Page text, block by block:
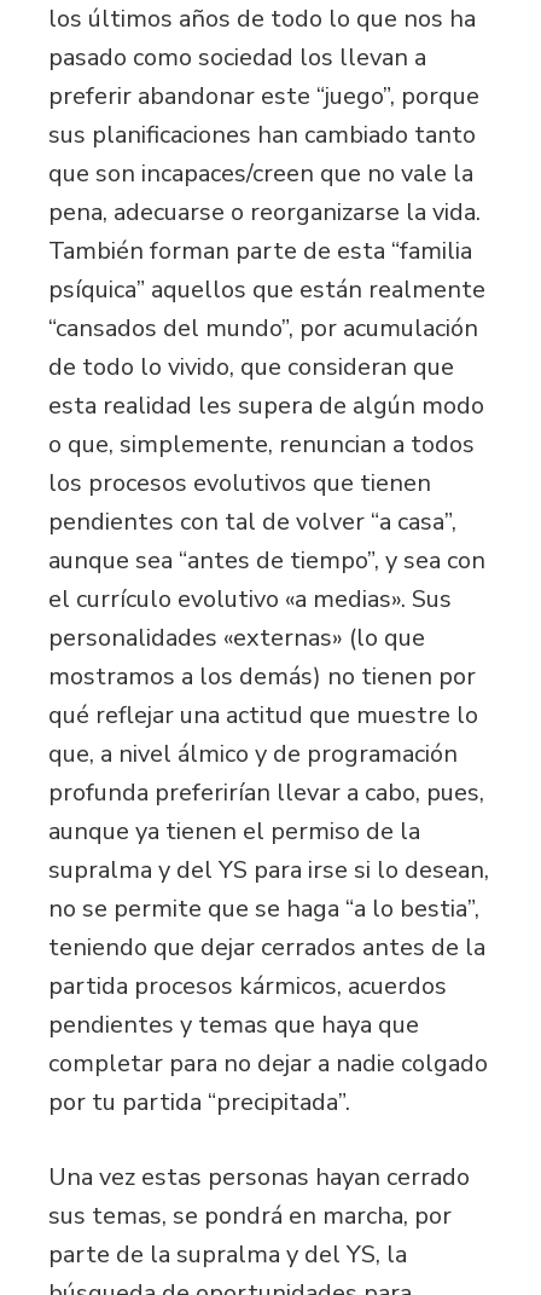
los últimos años de todo lo que nos ha
pasado como sociedad los llevan a
preferir abandonar este “juego”, porque
sus planificaciones han cambiado tanto
que son incapaces/creen que no vale la
pena, adecuarse o reorganizarse la vida.
También forman parte de esta “familia
psíquica” aquellos que están realmente
“cansados del mundo”, por acumulación
de todo lo vivido, que consideran que
esta realidad les supera de algún modo
o que, simplemente, renuncian a todos
los procesos evolutivos que tienen
pendientes con tal de volver “a casa”,
aunque sea “antes de tiempo”, y sea con
el currículo evolutivo «a medias». Sus
personalidades «externas» (lo que
mostramos a los demás) no tienen por
qué reflejar una actitud que muestre lo
que, a nivel álmico y de programación
profunda preferirían llevar a cabo, pues,
aunque ya tienen el permiso de la
supralma y del YS para irse si lo desean,
no se permite que se haga “a lo bestia”,
teniendo que dejar cerrados antes de la
partida procesos kármicos, acuerdos
pendientes y temas que haya que
completar para no dejar a nadie colgado
por tu partida “precipitada”.
Una vez estas personas hayan cerrado
sus temas, se pondrá en marcha, por
parte de la supralma y del YS, la